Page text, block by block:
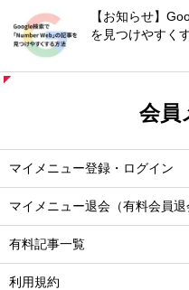
【お知らせ】
を見つけやすく
会員
マイメニュー登録・ログイン
マイメニュー退会（有料会員退
有料記事一覧
利用規約